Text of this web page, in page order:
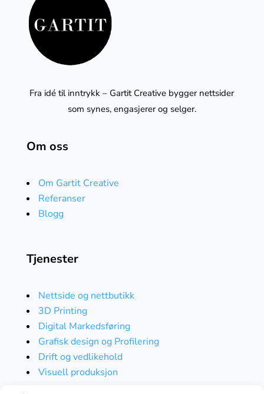
Fra idé til inntrykk – Gartit Creative bygger nettsider
som synes, engasjerer og selger.
Om oss
Om Gartit Creative
Referanser
Blogg
Tjenester
Nettside og nettbutikk
3D Printing
Digital Markedsføring
Grafisk design og Profilering
Drift og vedlikehold
Visuell produksjon